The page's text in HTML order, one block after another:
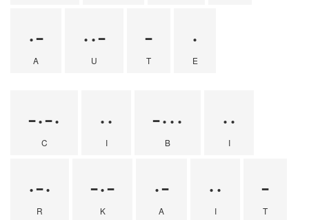
·-
A
··-
U
-
T
·
E
-·-·
C
··
I
-···
B
··
I
·-·
R
-·-
K
·-
A
··
I
-
T